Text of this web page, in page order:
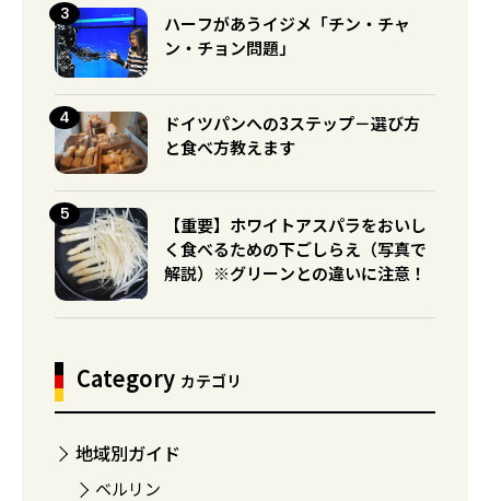
ハーフがあうイジメ「チン・チャ
ン・チョン問題」
ドイツパンへの3ステップ－選び方
と食べ方教えます
【重要】ホワイトアスパラをおいし
く食べるための下ごしらえ（写真で
解説）※グリーンとの違いに注意！
Category カテゴリ
地域別ガイド
ベルリン